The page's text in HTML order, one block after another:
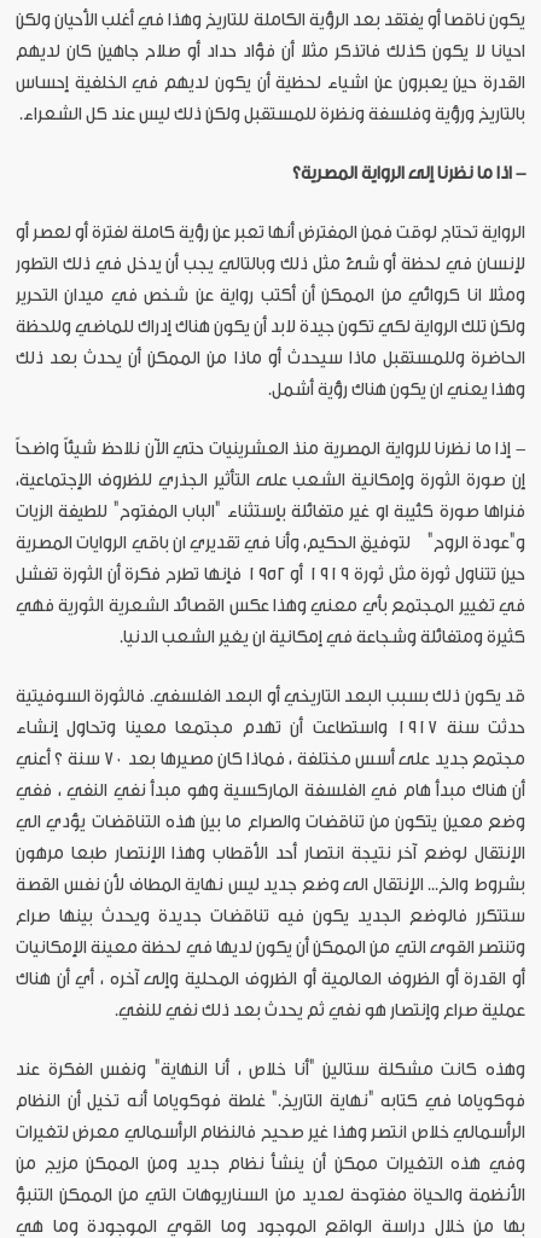
يكون ناقصا أو يفتقد بعد الرؤية الكاملة للتاريخ وهذا في أغلب الأحيان ولكن
احيانا لا يكون كذلك فاتذكر مثلا أن فؤاد حداد أو صلاح جاهين كان لديهم
القدرة حين يعبرون عن اشياء لحظية أن يكون لديهم في الخلفية إحساس
بالتاريخ ورؤية وفلسفة ونظرة للمستقبل ولكن ذلك ليس عند كل الشعراء.
- اذا ما نظرنا إلى الرواية المصرية؟
الرواية تحتاج لوقت فمن المفترض أنها تعبر عن رؤية كاملة لفترة أو لعصر أو
لإنسان في لحظة أو شئ مثل ذلك وبالتالي يجب أن يدخل في ذلك التطور
ومثلا انا كروائي من الممكن أن أكتب رواية عن شخص في ميدان التحرير
ولكن تلك الرواية لكي تكون جيدة لابد أن يكون هناك إدراك للماضي وللحظة
الحاضرة وللمستقبل ماذا سيحدث أو ماذا من الممكن أن يحدث بعد ذلك
وهذا يعني ان يكون هناك رؤية أشمل.
- إذا ما نظرنا للرواية المصرية منذ العشرينيات حتي الآن نلاحظ شيئاً واضحاً
إن صورة الثورة وإمكانية الشعب على التأثير الجذري للظروف الإجتماعية،
فنراها صورة كئيبة او غير متفائلة بإستثناء "الباب المفتوح" للطيفة الزيات
و"عودة الروح" لتوفيق الحكيم، وأنا في تقديري ان باقي الروايات المصرية
حين تتناول ثورة مثل ثورة ١٩١٩ أو ١٩٥٢ فإنها تطرح فكرة أن الثورة تفشل
في تغيير المجتمع بأي معني وهذا عكس القصائد الشعرية الثورية فهي
كثيرة ومتفائلة وشجاعة في إمكانية ان يغير الشعب الدنيا.
قد يكون ذلك بسبب البعد التاريخي أو البعد الفلسفي. فالثورة السوفيتية
حدثت سنة ١٩١٧ واستطاعت أن تهدم مجتمعا معينا وتحاول إنشاء
مجتمع جديد على أسس مختلفة ، فماذا كان مصيرها بعد ٧٠ سنة ؟ أعني
أن هناك مبدأ هام في الفلسفة الماركسية وهو مبدأ نفي النفي ، ففي
وضع معين يتكون من تناقضات والصراع ما بين هذه التناقضات يؤدي الي
الإنتقال لوضع آخر نتيجة انتصار أحد الأقطاب وهذا الإنتصار طبعا مرهون
بشروط والخ... الإنتقال الى وضع جديد ليس نهاية المطاف لأن نفس القصة
ستتكرر فالوضع الجديد يكون فيه تناقضات جديدة ويحدث بينها صراع
وتنتصر القوى التي من الممكن أن يكون لديها في لحظة معينة الإمكانيات
أو القدرة أو الظروف العالمية أو الظروف المحلية وإلى آخره ، أي أن هناك
عملية صراع وإنتصار هو نفي ثم يحدث بعد ذلك نفي للنفي.
وهذه كانت مشكلة ستالين "أنا خلاص ، أنا النهاية" ونفس الفكرة عند
فوكوياما في كتابه "نهاية التاريخ." غلطة فوكوياما أنه تخيل أن النظام
الرأسمالي خلاص انتصر وهذا غير صحيح فالنظام الرأسمالي معرض لتغيرات
وفي هذه التغيرات ممكن أن ينشأ نظام جديد ومن الممكن مزيج من
الأنظمة والحياة مفتوحة لعديد من السناريوهات التي من الممكن التنبؤ
بها من خلال دراسة الواقع الموجود وما القوي الموجودة وما هي